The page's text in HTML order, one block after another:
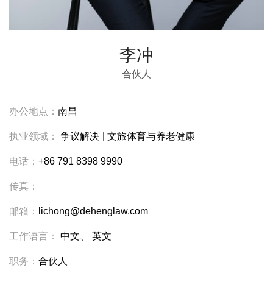
李冲
合伙人
办公地点： 南昌
执业领域： 争议解决 文旅体育与养老健康
电话： +86 791 8398 9990
传真：
邮箱： lichong@dehenglaw.com
工作语言： 中文、 英文
职务： 合伙人